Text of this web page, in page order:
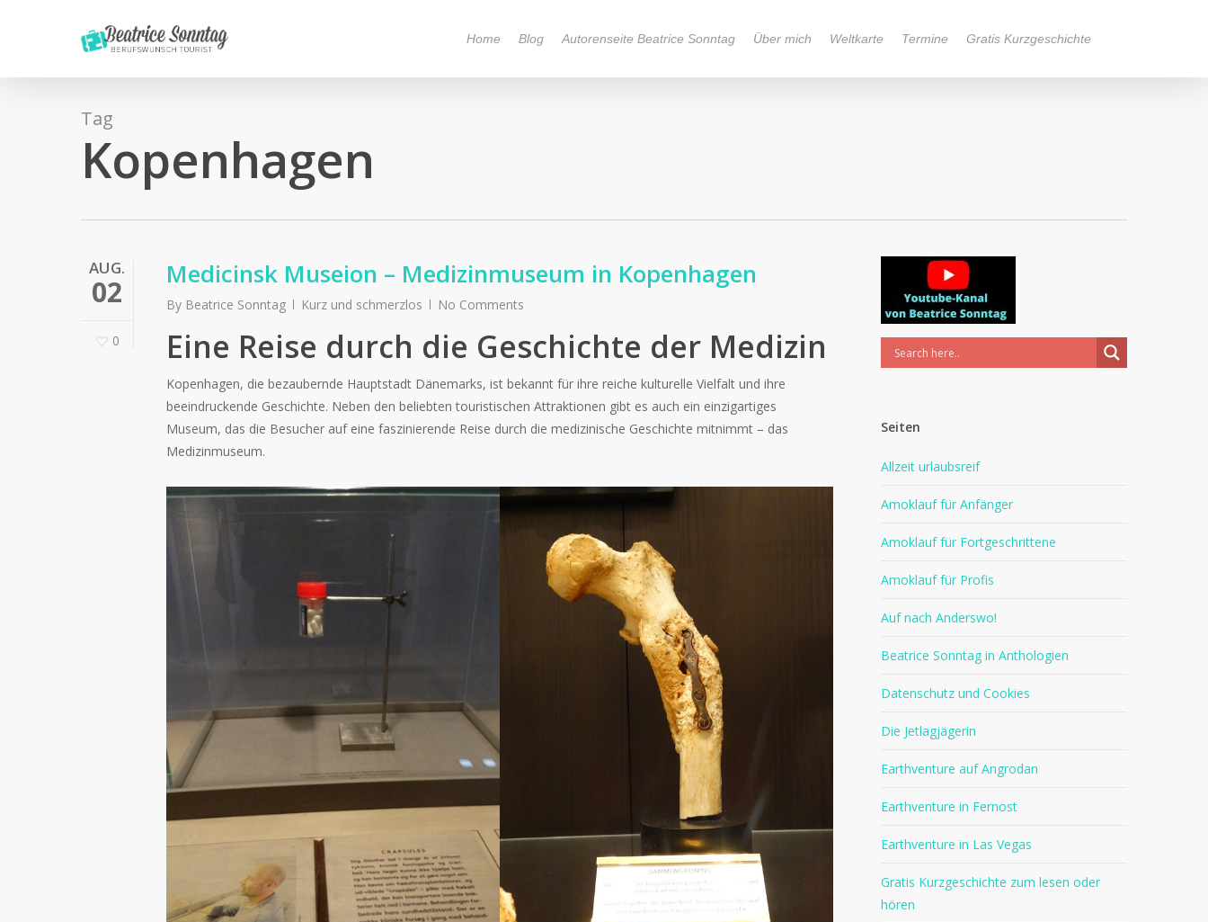
content
Home Blog Autorenseite Beatrice Sonntag Über mich Weltkarte Termine Gratis Kurzgeschichte
Tag
Kopenhagen
AUG.
02
0
Medicinsk Museion – Medizinmuseum in Kopenhagen
By Beatrice Sonntag Kurz und schmerzlos No Comments
Eine Reise durch die Geschichte der Medizin
Kopenhagen, die bezaubernde Hauptstadt Dänemarks, ist bekannt für ihre reiche kulturelle Vielfalt und ihre
beeindruckende Geschichte. Neben den beliebten touristischen Attraktionen gibt es auch ein einzigartiges
Museum, das die Besucher auf eine faszinierende Reise durch die medizinische Geschichte mitnimmt – das
Medizinmuseum.
Seiten
Allzeit urlaubsreif
Amoklauf für Anfänger
Amoklauf für Fortgeschrittene
Amoklauf für Profis
Auf nach Anderswo!
Beatrice Sonntag in Anthologien
Datenschutz und Cookies
Die Jetlagjägerin
Earthventure auf Angrodan
Earthventure in Fernost
Earthventure in Las Vegas
Gratis Kurzgeschichte zum lesen oder
hören